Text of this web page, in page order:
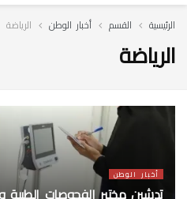
الرئيسية القسم أخبار الوطن الرياضة
الرياضة
أخبار الوطن